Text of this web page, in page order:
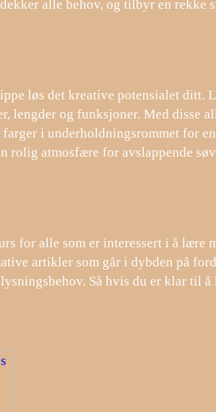
alle behov, og tilbyr en rekke
løs det kreative potensialet ditt.
lengder og funksjoner. Med disse
i underholdningsrommet for
rolig atmosfære for avslappende
for alle som er interessert i å lære
artikler som går i dybden på
Så hvis du er klar til å